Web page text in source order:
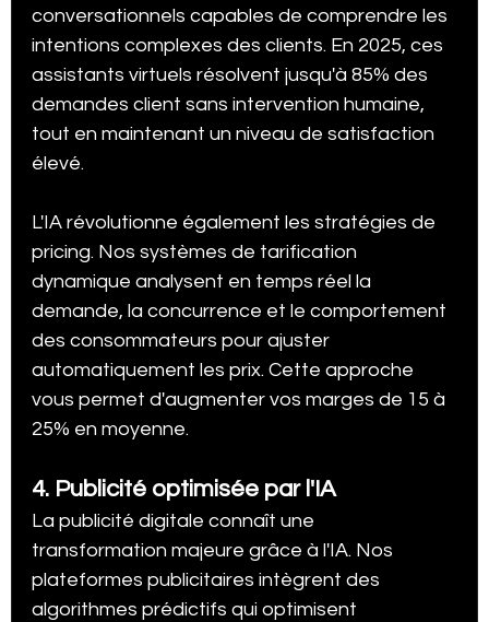
conversationnels capables de comprendre les
intentions complexes des clients. En 2025, ces
assistants virtuels résolvent jusqu'à 85% des
demandes client sans intervention humaine,
tout en maintenant un niveau de satisfaction
élevé.
L'IA révolutionne également les stratégies de
pricing. Nos systèmes de tarification
dynamique analysent en temps réel la
demande, la concurrence et le comportement
des consommateurs pour ajuster
automatiquement les prix. Cette approche
vous permet d'augmenter vos marges de 15 à
25% en moyenne.
4. Publicité optimisée par l'IA
La publicité digitale connaît une
transformation majeure grâce à l'IA. Nos
plateformes publicitaires intègrent des
algorithmes prédictifs qui optimisent